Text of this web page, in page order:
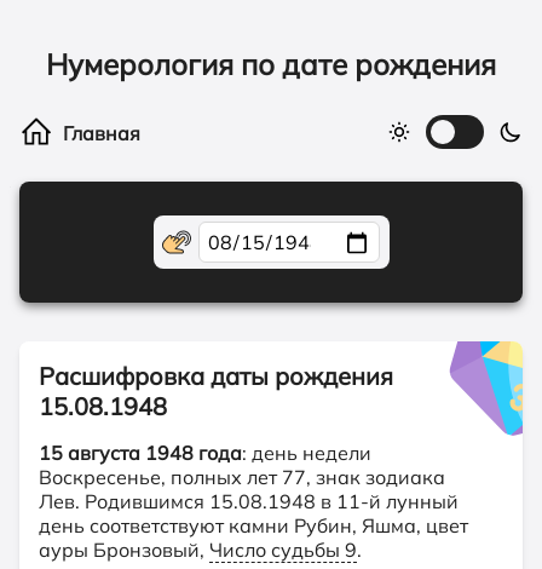
Нумерология по дате рождения
Расшифровка даты рождения
15.08.1948
15 августа 1948 года: день недели
Воскресенье, полных лет 77, знак зодиака
Лев. Родившимся 15.08.1948 в 11-й лунный
день соответствуют камни Рубин, Яшма, цвет
ауры Бронзовый, Число судьбы 9.